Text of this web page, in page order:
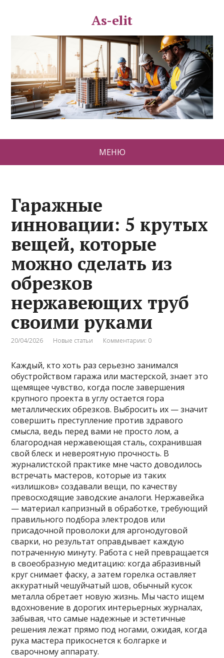
As-elit
МЕНЮ
Гаражные
инновации: 5 крутых
вещей, которые
можно сделать из
обрезков
нержавеющих труб
своими руками
20/04/2026 Новые статьи Комментарии: 0
Каждый, кто хоть раз серьезно занимался
обустройством гаража или мастерской, знает это
щемящее чувство, когда после завершения
крупного проекта в углу остается гора
металлических обрезков. Выбросить их — значит
совершить преступление против здравого
смысла, ведь перед вами не просто лом, а
благородная нержавеющая сталь, сохранившая
свой блеск и невероятную прочность. В
журналистской практике мне часто доводилось
встречать мастеров, которые из таких
«излишков» создавали вещи, по качеству
превосходящие заводские аналоги. Нержавейка
— материал капризный в обработке, требующий
правильного подбора электродов или
присадочной проволоки для аргонодуговой
сварки, но результат оправдывает каждую
потраченную минуту. Работа с ней превращается
в своеобразную медитацию: когда абразивный
круг снимает фаску, а затем горелка оставляет
аккуратный чешуйчатый шов, обычный кусок
металла обретает новую жизнь. Мы часто ищем
вдохновение в дорогих интерьерных журналах,
забывая, что самые надежные и эстетичные
решения лежат прямо под ногами, ожидая, когда
рука мастера прикоснется к болгарке и
сварочному аппарату.